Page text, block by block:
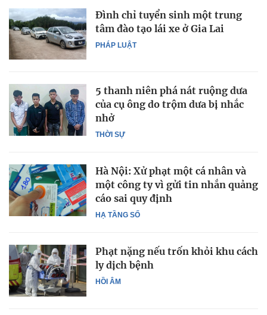
PHÁP LUẬT
Đình chỉ tuyển sinh một trung
tâm đào tạo lái xe ở Gia Lai
THỜI SỰ
5 thanh niên phá nát ruộng dưa
của cụ ông do trộm dưa bị nhắc
nhở
HẠ TẦNG SỐ
Hà Nội: Xử phạt một cá nhân và
một công ty vì gửi tin nhắn quảng
cáo sai quy định
HỒI ÂM
Phạt nặng nếu trốn khỏi khu cách
ly dịch bệnh